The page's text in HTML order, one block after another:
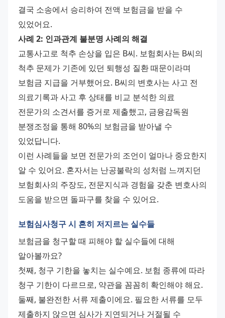
결국 소송에서 승리하여 전액 보험금을 받을 수
있었어요.
사례 2: 인과관계 불분명 사례의 해결
교통사고로 척추 손상을 입은 B씨. 보험회사는 B씨의
척추 문제가 기존에 있던 퇴행성 질환 때문이라며
보험금 지급을 거부했어요. B씨의 변호사는 사고 전
의료기록과 사고 후 상태를 비교 분석한 의료
전문가의 소견서를 증거로 제출했고, 금융감독원
분쟁조정을 통해 80%의 보험금을 받아낼 수
있었답니다.
이런 사례들을 보면 전문가의 조언이 얼마나 중요한지
알 수 있어요. 혼자서는 난공불락의 성처럼 느껴지던
보험회사의 주장도, 전문지식과 경험을 갖춘 변호사의
도움을 받으면 돌파구를 찾을 수 있어요.
보험심사청구 시 흔히 저지르는 실수들
보험금을 청구할 때 피해야 할 실수들에 대해
알아볼까요?
첫째, 청구 기한을 놓치는 실수예요. 보험 종류에 따라
청구 기한이 다르므로, 약관을 꼼꼼히 확인해야 해요.
둘째, 불완전한 서류 제출이에요. 필요한 서류를 모두
제출하지 않으면 심사가 지연되거나 거절될 수